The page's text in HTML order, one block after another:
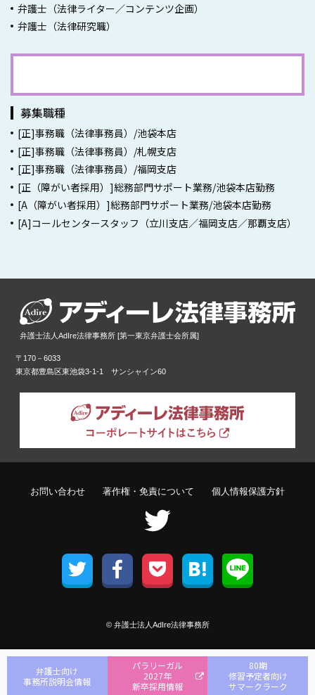
弁護士（法律ライター／コンテンツ企画）
弁護士（法律研究職）
募集職種
[正]事務職（法律事務員）/池袋本店
[正]事務職（法律事務員）/札幌支店
[正]事務職（法律事務員）/福岡支店
[正（障がい者採用）]総務部門サポート業務/池袋本店勤務
[A（障がい者採用）]総務部門サポート業務/池袋本店勤務
[A]コールセンタースタッフ（立川支店／福岡支店／那覇支店）
弁護士向け
事務所説明会情報
パラリーガル
2027年
新卒採用情報
80期
修習予定者向け
サマークラーク
弁護士法人AdIre法律事務所 [第一東京弁護士会所属]
〒170－6033
東京都豊島区東池袋3-1-1 サンシャイン60
お問い合わせ 著作権・免責について 個人情報保護方針
© 弁護士法人AdIre法律事務所